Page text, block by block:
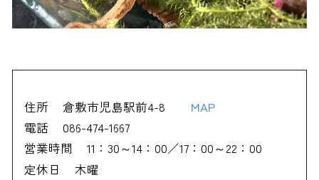
住所 倉敷市児島駅前4-8
MAP
電話
086-474-1667
営業時間
11：30～14：00／17：00～22：00
定休日
木曜